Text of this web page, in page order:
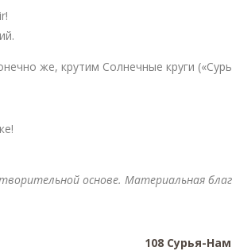
же, крутим Солнечные круги
основе. Материальная
108 Сурья-